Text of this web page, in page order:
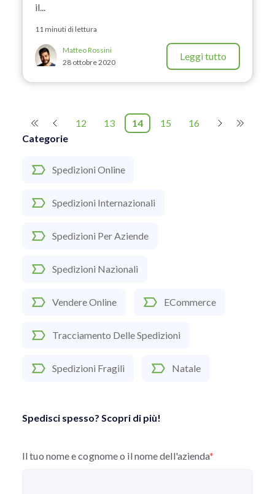
Categorie
Spedizioni Online
Spedizioni Internazionali
Spedizioni Per Aziende
Spedizioni Nazionali
Vendere Online ECommerce
Tracciamento Delle Spedizioni
Spedizioni Fragili Natale
Spedisci spesso? Scopri di più!
Il tuo nome e cognome o il nome dell'azienda*
il...
11 minuti di lettura
Matteo Rossini
28 ottobre 2020
Leggi tutto
12 13 14 15 16